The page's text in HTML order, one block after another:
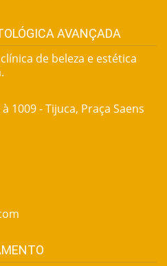
AVANÇADA
de beleza e estética
1009 - Tijuca, Praça Saens